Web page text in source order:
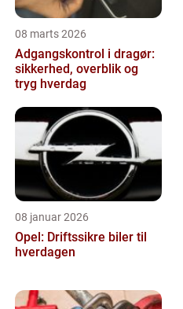
08 marts 2026
Adgangskontrol i dragør:
sikkerhed, overblik og
tryg hverdag
08 januar 2026
Opel: Driftssikre biler til
hverdagen